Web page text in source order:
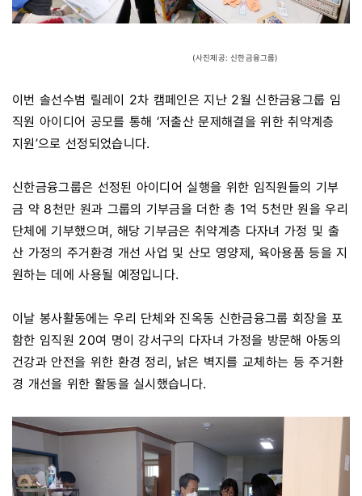
(사진제공: 신한금융그룹)
이번 솔선수범 릴레이 2차 캠페인은 지난 2월 신한금융그룹 임
직원 아이디어 공모를 통해 ‘저출산 문제해결을 위한 취약계층
지원’으로 선정되었습니다.
신한금융그룹은 선정된 아이디어 실행을 위한 임직원들의 기부
금 약 8천만 원과 그룹의 기부금을 더한 총 1억 5천만 원을 우리
단체에 기부했으며, 해당 기부금은 취약계층 다자녀 가정 및 출
산 가정의 주거환경 개선 사업 및 산모 영양제, 육아용품 등을 지
원하는 데에 사용될 예정입니다.
이날 봉사활동에는 우리 단체와 진옥동 신한금융그룹 회장을 포
함한 임직원 20여 명이 강서구의 다자녀 가정을 방문해 아동의
건강과 안전을 위한 환경 정리, 낡은 벽지를 교체하는 등 주거환
경 개선을 위한 활동을 실시했습니다.